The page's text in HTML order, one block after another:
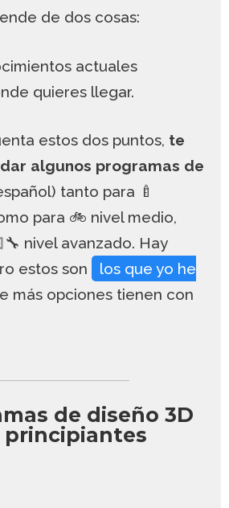
de dos cosas:
actuales
quieres llegar.
estos dos puntos, te
algunos programas de
tanto para 🍼
para 🚲 nivel medio,
nivel avanzado. Hay
estos son
los que yo he
más opciones tienen con
de diseño 3D
principiantes